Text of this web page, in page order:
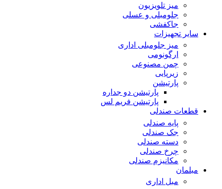
میز تلویزیون
جلومبلی و عسلی
جاکفشی
سایر تجهیزات
میز جلومبلی اداری
ارگونومی
چمن مصنوعی
زیرپایی
پارتیشن
پارتیشن دو جداره
پارتیشن فریم لس
قطعات صندلی
پایه صندلی
جک صندلی
دسته صندلی
چرخ صندلی
مکانیزم صندلی
مبلمان
مبل اداری